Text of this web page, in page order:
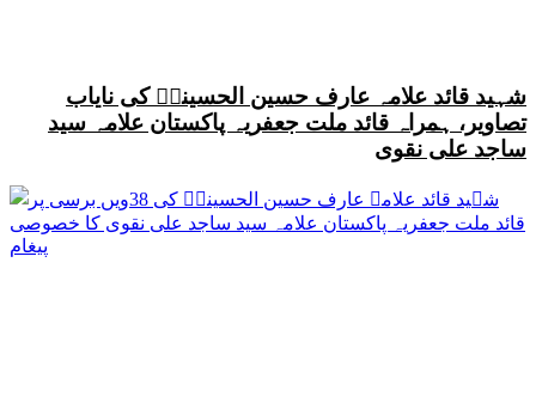
شہید قائد علامہ عارف حسین الحسینیؒ کی نایاب
تصاویر، ہمراہ قائد ملت جعفریہ پاکستان علامہ سید
ساجد علی نقوی